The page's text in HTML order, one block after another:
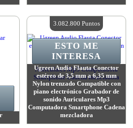
Cantidad disponible:4
Ugreen Audio Flauta Conector
estéreo de 3,5 mm a 6,35 mm
Nylon trenzado Compatible con
piano electrónico Grabador de
sonido Auriculares Mp3
Computadora Smartphone Cadena
mezcladora
ESTO ME
INTERESA
3.082.800 Puntos